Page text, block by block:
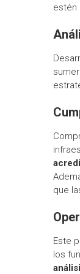
estén
que
Este
los